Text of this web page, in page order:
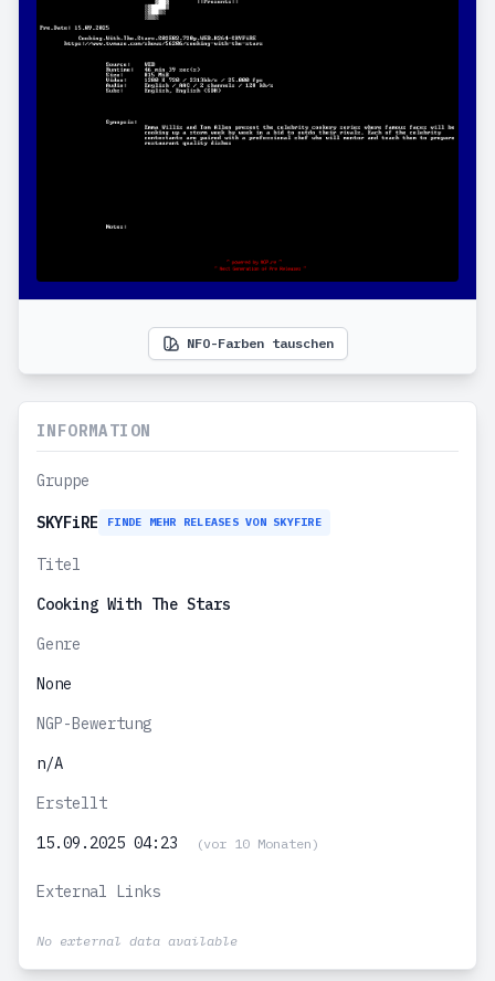
NFO-Farben tauschen
INFORMATION
Gruppe
SKYFiRE FINDE MEHR RELEASES VON SKYFIRE
Titel
Cooking With The Stars
Genre
None
NGP-Bewertung
n/A
Erstellt
15.09.2025 04:23
(vor 10 Monaten)
External Links
No external data available